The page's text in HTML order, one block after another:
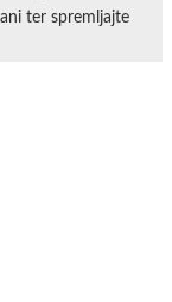
ter spremljajte